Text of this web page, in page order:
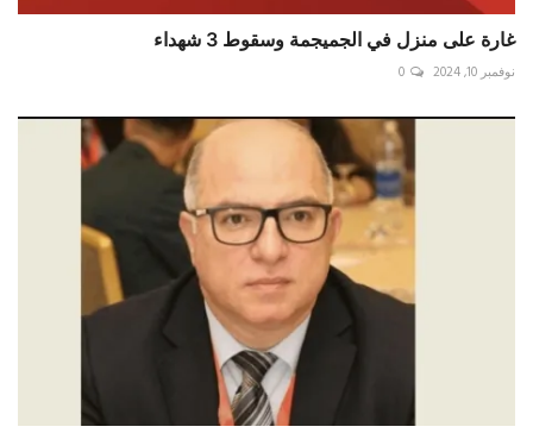
غارة على منزل في ⁧‫الجميجمة‬⁩ وسقوط 3 شهداء
نوفمبر 10, 2024 0